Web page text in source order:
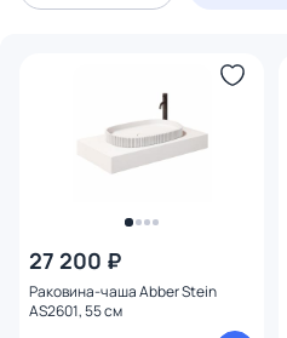
27 200 ₽
Раковина-чаша Abber Stein
AS2601, 55 см
Цвет